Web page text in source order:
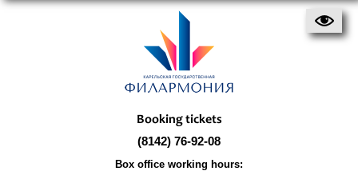
Booking tickets
(8142) 76-92-08
Box office working hours: